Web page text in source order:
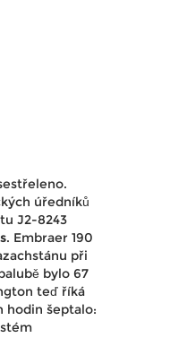
úředníků
J2-8243
. Embraer 190
při
bylo 67
teď říká
hodin šeptalo: